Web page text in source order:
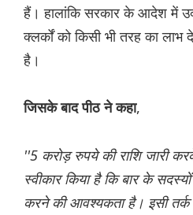
हैं। हालांकि सरकार के आदेश में
क्लर्कों को किसी भी तरह का लाभ
है।
जिसके बाद पीठ ने कहा,
''5 करोड़ रुपये की राशि जारी
स्वीकार किया है कि बार के सदस्यों
करने की आवश्यकता है। इसी